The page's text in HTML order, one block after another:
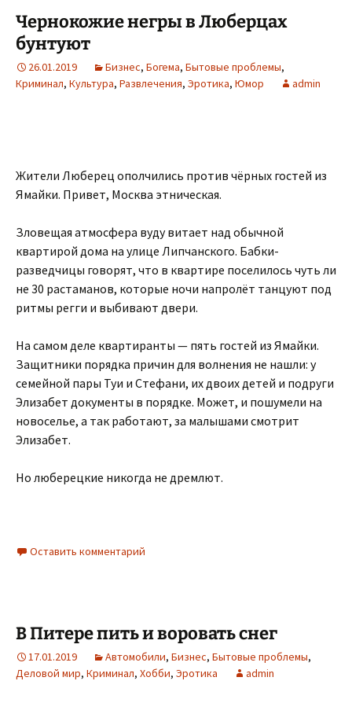
Чернокожие негры в Люберцах
бунтуют
26.01.2019 Бизнес, Богема, Бытовые проблемы,
Криминал, Культура, Развлечения, Эротика, Юмор admin
Жители Люберец ополчились против чёрных гостей из
Ямайки. Привет, Москва этническая.
Зловещая атмосфера вуду витает над обычной
квартирой дома на улице Липчанского. Бабки-
разведчицы говорят, что в квартире поселилось чуть ли
не 30 растаманов, которые ночи напролёт танцуют под
ритмы регги и выбивают двери.
На самом деле квартиранты — пять гостей из Ямайки.
Защитники порядка причин для волнения не нашли: у
семейной пары Туи и Стефани, их двоих детей и подруги
Элизабет документы в порядке. Может, и пошумели на
новоселье, а так работают, за малышами смотрит
Элизабет.
Но люберецкие никогда не дремлют.
Оставить комментарий
В Питере пить и воровать снег
17.01.2019 Автомобили, Бизнес, Бытовые проблемы,
Деловой мир, Криминал, Хобби, Эротика admin